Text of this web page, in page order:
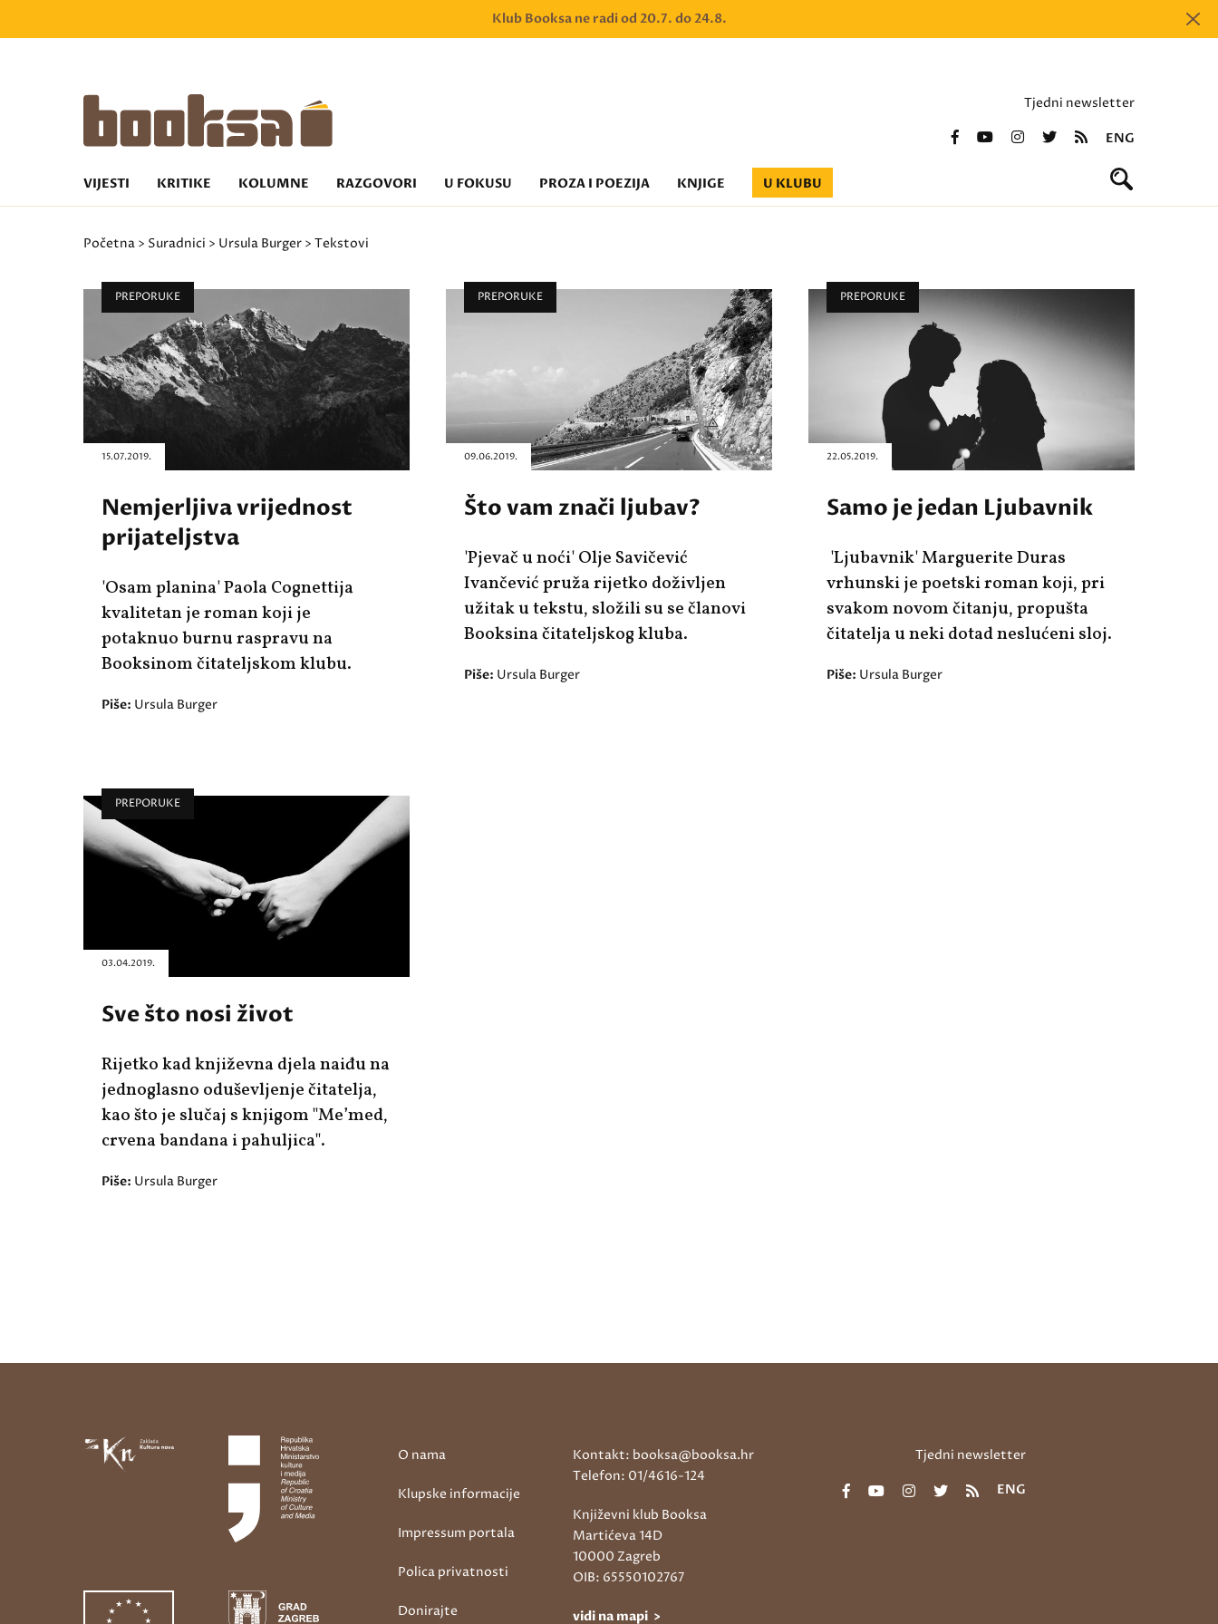
Klub Booksa ne radi od 20.7. do 24.8.
Tjedni newsletter
ENG
VIJESTI KRITIKE KOLUMNE RAZGOVORI U FOKUSU PROZA I POEZIJA KNJIGE U KLUBU
Početna > Suradnici > Ursula Burger > Tekstovi
PREPORUKE
15.07.2019.
Nemjerljiva vrijednost
prijateljstva
'Osam planina' Paola Cognettija
kvalitetan je roman koji je
potaknuo burnu raspravu na
Booksinom čitateljskom klubu.
Piše: Ursula Burger
PREPORUKE
09.06.2019.
Što vam znači ljubav?
'Pjevač u noći' Olje Savičević
Ivančević pruža rijetko doživljen
užitak u tekstu, složili su se članovi
Booksina čitateljskog kluba.
Piše: Ursula Burger
PREPORUKE
22.05.2019.
Samo je jedan Ljubavnik
'Ljubavnik' Marguerite Duras
vrhunski je poetski roman koji, pri
svakom novom čitanju, propušta
čitatelja u neki dotad neslućeni sloj.
Piše: Ursula Burger
PREPORUKE
03.04.2019.
Sve što nosi život
Rijetko kad književna djela naiđu na
jednoglasno oduševljenje čitatelja,
kao što je slučaj s knjigom "Me’med,
crvena bandana i pahuljica".
Piše: Ursula Burger
O nama
Klupske informacije
Impressum portala
Polica privatnosti
Donirajte
Kontakt: booksa@booksa.hr
Telefon: 01/4616-124
Književni klub Booksa
Martićeva 14D
10000 Zagreb
OIB: 65550102767
vidi na mapi >
Tjedni newsletter
ENG